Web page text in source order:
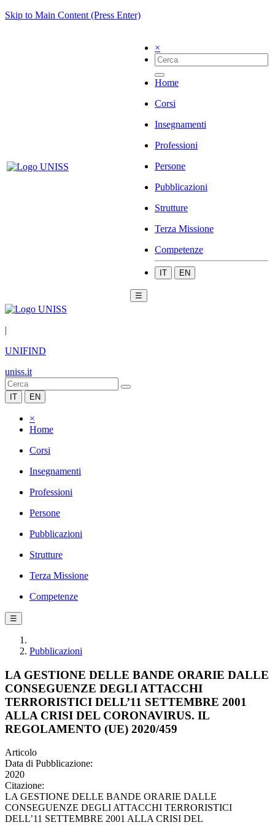
Skip to Main Content (Press Enter)
×
Home
Corsi
Insegnamenti
Professioni
Persone
Pubblicazioni
Strutture
Terza Missione
Competenze
IT EN
☰
|
UNIFIND
uniss.it
IT EN
×
Home
Corsi
Insegnamenti
Professioni
Persone
Pubblicazioni
Strutture
Terza Missione
Competenze
☰
Pubblicazioni
LA GESTIONE DELLE BANDE ORARIE DALLE
CONSEGUENZE DEGLI ATTACCHI
TERRORISTICI DELL’11 SETTEMBRE 2001
ALLA CRISI DEL CORONAVIRUS. IL
REGOLAMENTO (UE) 2020/459
Articolo
Data di Pubblicazione:
2020
Citazione:
LA GESTIONE DELLE BANDE ORARIE DALLE
CONSEGUENZE DEGLI ATTACCHI TERRORISTICI
DELL’11 SETTEMBRE 2001 ALLA CRISI DEL